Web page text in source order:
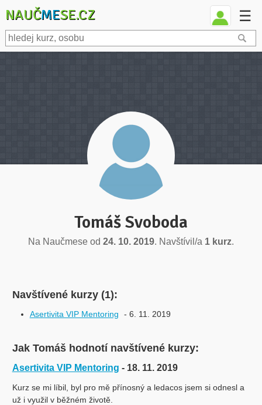
NAUČMESE.CZ ☰
Tomáš Svoboda
Na Naučmese od 24. 10. 2019. Navštívil/a 1 kurz.
Navštívené kurzy (1):
Asertivita VIP Mentoring - 6. 11. 2019
Jak Tomáš hodnotí navštívené kurzy:
Asertivita VIP Mentoring - 18. 11. 2019
Kurz se mi líbil, byl pro mě přínosný a ledacos jsem si odnesl a
už i využil v běžném životě.